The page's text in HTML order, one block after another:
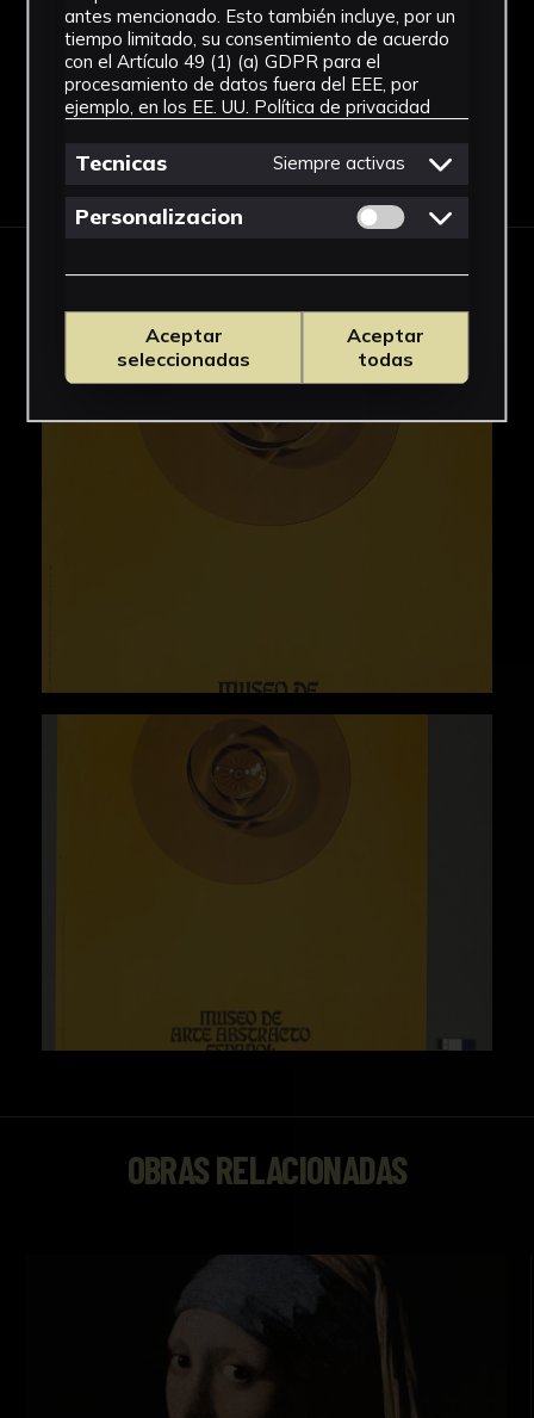
Ver más
Descargar Ficha
OBRAS RELACIONADAS
antes mencionado. Esto también incluye, por un
tiempo limitado, su consentimiento de acuerdo
con el Artículo 49 (1) (a) GDPR para el
procesamiento de datos fuera del EEE, por
ejemplo, en los EE. UU. Política de privacidad
Tecnicas Siempre activas
Personalizacion Permitir cookies
Aceptar
seleccionadas
Aceptar
todas